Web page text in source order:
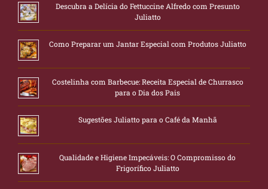
Descubra a Delícia do Fettuccine Alfredo com Presunto
Juliatto
Como Preparar um Jantar Especial com Produtos Juliatto
Costelinha com Barbecue: Receita Especial de Churrasco
para o Dia dos Pais
Sugestões Juliatto para o Café da Manhã
Qualidade e Higiene Impecáveis: O Compromisso do
Frigorífico Juliatto